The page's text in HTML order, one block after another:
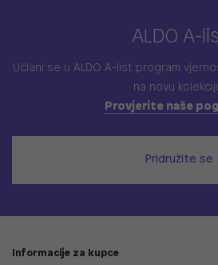
ALDO A-
Učlani se u ALDO A-list program
na novu
Provjerite naše
Pridružite se
Informacije za kupce